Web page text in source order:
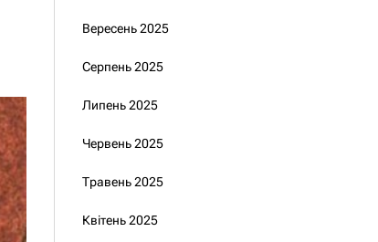
Вересень 2025
Серпень 2025
Липень 2025
Червень 2025
Травень 2025
Квітень 2025